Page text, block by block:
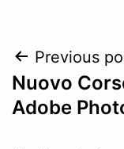
Post
Previous
Nuovo
Adobe